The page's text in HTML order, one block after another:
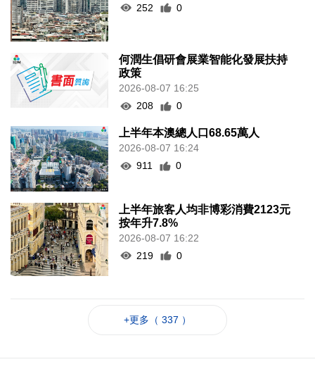
252
0
何潤生倡研會展業智能化發展扶持
政策
2026-08-07 16:25
208
0
上半年本澳總人口68.65萬人
2026-08-07 16:24
911
0
上半年旅客人均非博彩消費2123元
按年升7.8%
2026-08-07 16:22
219
0
+更多（ 337 ）